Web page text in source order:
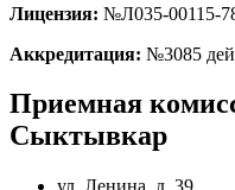
Лицензия: №Л035-00115-
Аккредитация: №3085
Приемная
Сыктывкар